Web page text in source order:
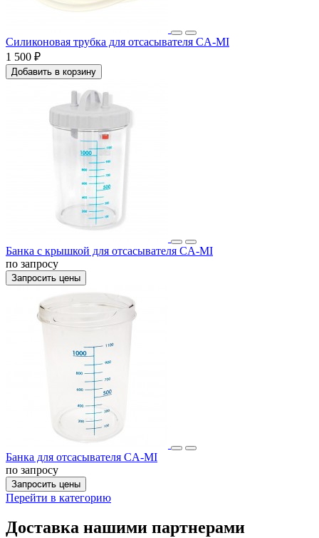
Силиконовая трубка для отсасывателя CA-MI
1 500 ₽
Добавить в корзину
Банка с крышкой для отсасывателя CA-MI
по запросу
Запросить цены
Банка для отсасывателя CA-MI
по запросу
Запросить цены
Перейти в категорию
Доставка нашими партнерами